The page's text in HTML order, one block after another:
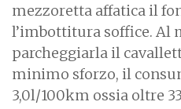
mezzoretta affatica il
l’imbottitura soffice. Al
parcheggiarla il
minimo sforzo, il
3,0l/100km ossia oltre